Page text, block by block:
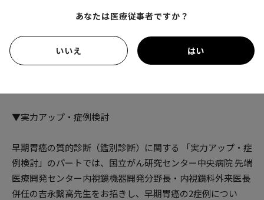
株式会社AIメディカルサービス CEO／ただともひろ胃腸科肛
▼実力アップ・症例検討
早期胃癌の質的診断（鑑別診断）に関する 「実力アップ・症
例検討」のパートでは、国立がん研究センター中央病院 先端
医療開発センター内視鏡機器開発分野長・内視鏡科外来医長
併任の吉永繫高先生をお招きし、早期胃癌の2症例につい
あなたは医療従事者ですか？
いいえ はい